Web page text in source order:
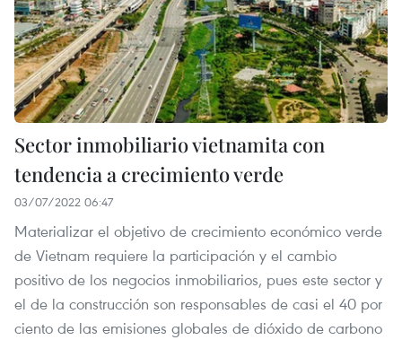
Sector inmobiliario vietnamita con
tendencia a crecimiento verde
03/07/2022 06:47
Materializar el objetivo de crecimiento económico verde
de Vietnam requiere la participación y el cambio
positivo de los negocios inmobiliarios, pues este sector y
el de la construcción son responsables de casi el 40 por
ciento de las emisiones globales de dióxido de carbono